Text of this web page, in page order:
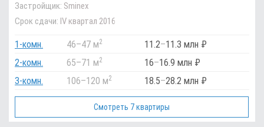
Застройщик: Sminex
Срок сдачи: IV квартал 2016
1-комн. 46–47 м2 11.2–11.3 млн ₽
2-комн.
65–71 м2 16–16.9 млн ₽
3-комн.
106–120 м2 18.5–28.2 млн ₽
Смотреть 7 квартиры